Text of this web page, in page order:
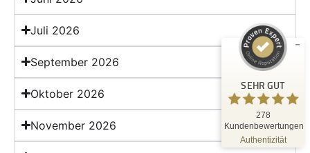
Juli 2026
September 2026
Oktober 2026
November 2026
SEHR GUT
278
Kundenbewertungen
Authentizität
Empfehlungen auf
ProvenExpert.com
164
ProvenExpert.com
Bewertungen von
3
Blick aufs ProvenExpert-Profil werfen
21.07.2026